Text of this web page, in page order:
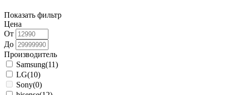
Показать фильтр
Цена
От
До
Производитель
Samsung(11)
LG(10)
Sony(0)